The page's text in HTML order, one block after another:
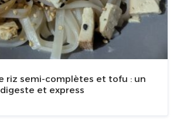
riz semi-complètes et tofu : un
et express